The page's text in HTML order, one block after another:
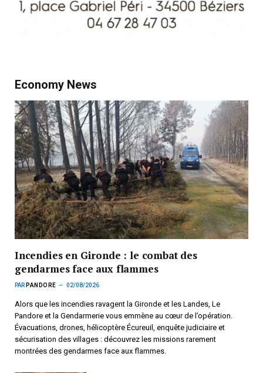
Economy News
Incendies en Gironde : le combat des
gendarmes face aux flammes
PAR PANDORE 02/08/2026
Alors que les incendies ravagent la Gironde et les Landes, Le
Pandore et la Gendarmerie vous emmène au cœur de l’opération.
Évacuations, drones, hélicoptère Écureuil, enquête judiciaire et
sécurisation des villages : découvrez les missions rarement
montrées des gendarmes face aux flammes.